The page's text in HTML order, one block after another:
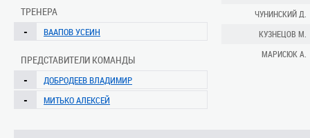
ТРЕНЕРА
- ВААПОВ УСЕИН
ПРЕДСТАВИТЕЛИ КОМАНДЫ
- ДОБРОДЕЕВ ВЛАДИМИР
- МИТЬКО АЛЕКСЕЙ
ЧУНИНСКИЙ Д.
КУЗНЕЦОВ М.
МАРИСЮК А.